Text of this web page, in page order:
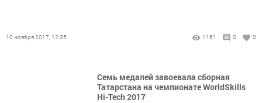
10 ноября 2017, 12:35 1161 0 0
Семь медалей завоевала сборная
Татарстана на чемпионате WorldSkills
Hi-Tech 2017